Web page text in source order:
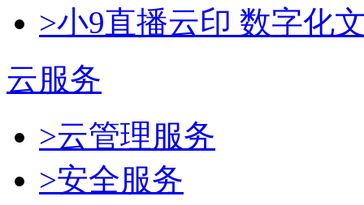
>小9直播云印 数字化
云服务
>云管理服务
>安全服务